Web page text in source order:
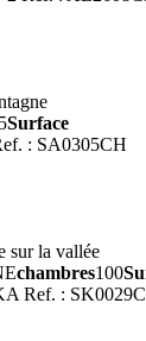
Surface
: SA0305CH
sur la vallée
chambres100
Ref. :